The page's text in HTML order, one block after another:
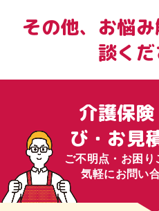
その他、お悩
談くだ
介護保
び・お見
ご不明点・お困
気軽にお問い